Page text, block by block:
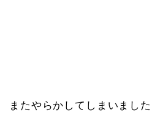
またやらかしてしまいまし